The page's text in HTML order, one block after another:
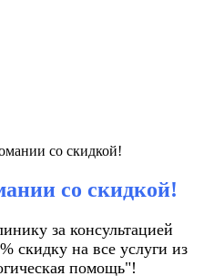
со скидкой!
за консультацией
скидку на все услуги из
помощь"!